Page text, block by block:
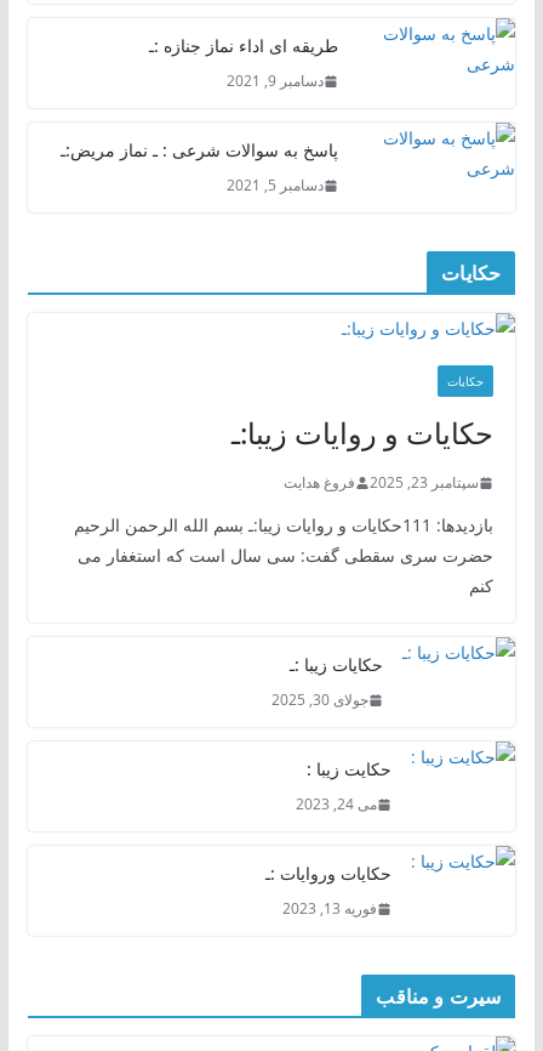
طریقه ای اداء نماز جنازه :ـ
دسامبر 9, 2021
پاسخ به سوالات شرعی : ـ نماز مریض:ـ
دسامبر 5, 2021
حکایات
حکایات
حکایات و روایات زیبا:ـ
سپتامبر 23, 2025 فروغ هدایت
بازدیدها: 111حکایات و روایات زیبا:ـ بسم الله الرحمن الرحیم
حضرت سری سقطی گفت: سی سال است که استغفار می
کنم
حکایات زیبا :ـ
جولای 30, 2025
حکایت زیبا :
می 24, 2023
حکایات وروایات :ـ
فوریه 13, 2023
سیرت و مناقب